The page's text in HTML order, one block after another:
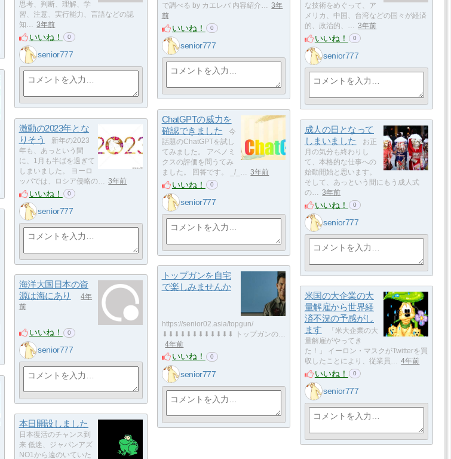
で調べる by カエレバ 内容紹介… 3年
前
いいね！ 0
senior777
思考、判断、理解、学
習、注意、実行能力、言語などの認
知… 3年前
いいね！ 0
senior777
な技術をめぐって、ア
メリカ、中国、台湾などの国々が経済
的、政治的、… 3年前
いいね！ 0
senior777
ChatGPTの威力を
確認できました
今
話題のChatGPTを試し
てみました。 アベノミ
クスの評価を問うてみ
ました。 回答です。 _/_… 3年前
いいね！ 0
senior777
激動の2023年とな
りそう
新年の2023
年も、あっという間
に、1月も半ばを過ぎて
しまいました。 ヨーロ
ッパでは、ロシア侵略の… 3年前
いいね！ 0
senior777
成人の日となって
しまいました
お正
月の気分も終わりし
て、本格的な仕事への
始動開始と思います。
そして、あっという間にもう成人式
の… 3年前
いいね！ 0
senior777
トップガンを自宅
で楽しみませんか
https://senior02.asia/topgun/
⬇⬇⬇⬇⬇⬇⬇⬇⬇⬇⬇⬇ トップガンの…
4年前
いいね！ 0
senior777
海洋大国日本の資
源は海にあり
4年
前
いいね！ 0
senior777
米国の大企業の大
量解雇から世界経
済不況の予感がし
ます
「米大企業の大
量解雇がやってき
た！」 イーロン・マスクがTwitterを買
収したことにより、従業員… 4年前
いいね！ 0
senior777
本日開設しました
日本復活のチャンス到
来 低迷、ジャパンアズ
NO1から遠のいていた